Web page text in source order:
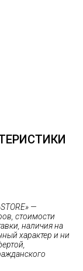
—
стоимости
наличия на
характер и ни